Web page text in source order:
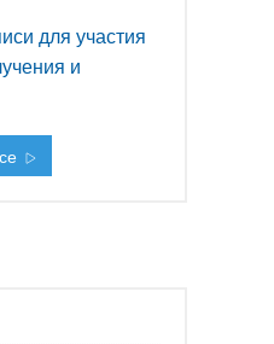
для участия
и